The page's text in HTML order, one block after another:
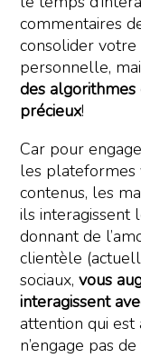
commentaires
consolider votre
personnelle,
des algorithmes
précieux!
Car pour
les plateformes
contenus, les
ils interagissent
donnant de
clientèle
sociaux,vous
interagissent
attention qui est
n’engage pas